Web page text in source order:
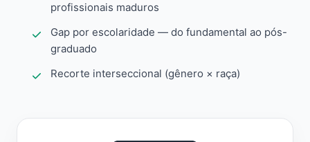
profissionais maduros
Gap por escolaridade — do fundamental ao pós-
graduado
Recorte interseccional (gênero × raça)